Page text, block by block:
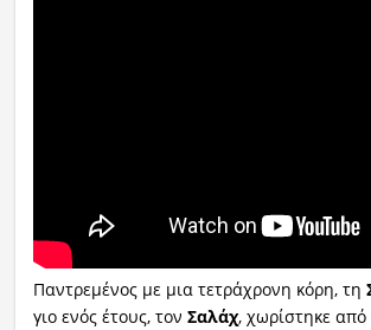
Παντρεμένος με μια τετράχρονη κόρη, τη
γιο ενός έτους, τον Σαλάχ, χωρίστηκε από